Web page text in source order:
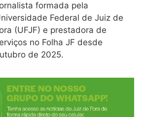
formada pela
Federal de Juiz de
(UFJF) e prestadora de
no Folha JF desde
de 2025.